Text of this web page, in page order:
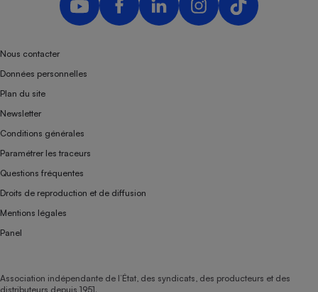
Nous contacter
Données personnelles
Plan du site
Newsletter
Conditions générales
Paramétrer les traceurs
Questions fréquentes
Droits de reproduction et de diffusion
Mentions légales
Panel
Association indépendante de l’État, des syndicats, des producteurs et des
distributeurs depuis 1951.